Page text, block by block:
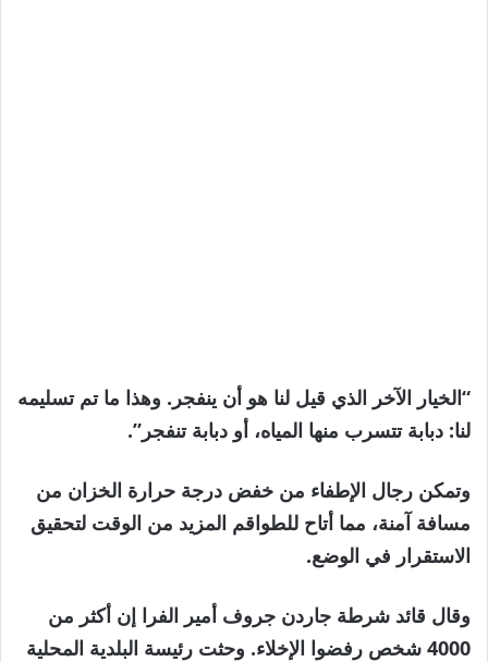
“الخيار الآخر الذي قيل لنا هو أن ينفجر. وهذا ما تم تسليمه
لنا: دبابة تتسرب منها المياه، أو دبابة تنفجر”.
وتمكن رجال الإطفاء من خفض درجة حرارة الخزان من
مسافة آمنة، مما أتاح للطواقم المزيد من الوقت لتحقيق
الاستقرار في الوضع.
وقال قائد شرطة جاردن جروف أمير الفرا إن أكثر من
4000 شخص رفضوا الإخلاء. وحثت رئيسة البلدية المحلية